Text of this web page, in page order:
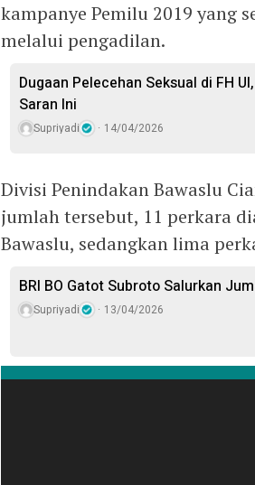
kampanye Pemilu 2019 yang
melalui pengadilan.
Dugaan Pelecehan Seksual di FH
Saran Ini
Supriyadi 14/04/2026
Divisi Penindakan Bawaslu
jumlah tersebut, 11 perkara
Bawaslu, sedangkan lima
BRI BO Gatot Subroto Salurkan
Supriyadi 13/04/2026